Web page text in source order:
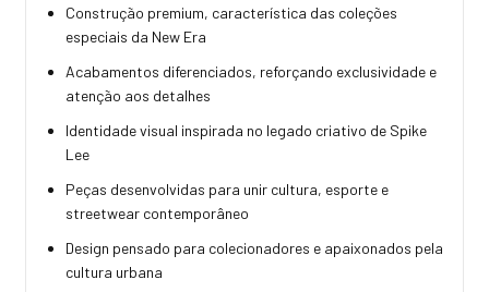
Construção premium, característica das coleções
especiais da New Era
Acabamentos diferenciados, reforçando exclusividade e
atenção aos detalhes
Identidade visual inspirada no legado criativo de Spike
Lee
Peças desenvolvidas para unir cultura, esporte e
streetwear contemporâneo
Design pensado para colecionadores e apaixonados pela
cultura urbana